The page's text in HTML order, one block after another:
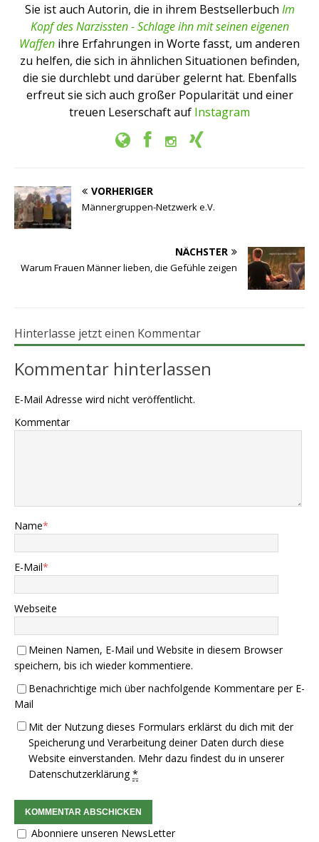
Sie ist auch Autorin, die in ihrem Bestsellerbuch Im
Kopf des Narzissten - Schlage ihn mit seinen eigenen
Waffen ihre Erfahrungen in Worte fasst, um anderen
zu helfen, die sich in ähnlichen Situationen befinden,
die sie durchlebt und darüber gelernt hat. Ebenfalls
erfreut sie sich auch großer Popularität und einer
treuen Leserschaft auf Instagram
VORHERIGER
Männergruppen-Netzwerk e.V.
NÄCHSTER
Warum Frauen Männer lieben, die Gefühle zeigen
Hinterlasse jetzt einen Kommentar
Kommentar hinterlassen
E-Mail Adresse wird nicht veröffentlicht.
Kommentar
Name*
E-Mail*
Webseite
Meinen Namen, E-Mail und Website in diesem Browser
speichern, bis ich wieder kommentiere.
Benachrichtige mich über nachfolgende Kommentare per E-
Mail
Mit der Nutzung dieses Formulars erklärst du dich mit der
Speicherung und Verarbeitung deiner Daten durch diese
Website einverstanden. Mehr dazu findest du in unserer
Datenschutzerklärung *
Abonniere unseren NewsLetter